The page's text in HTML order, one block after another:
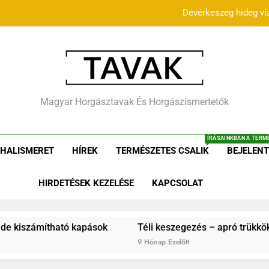
Dévérkeszeg hideg
Téli
Tavak.hu –
Magyar Horgásztavak És Horgászismertetők
HALISMERET HÍREK TERMÉSZETES CSALIK
ÍRÁSAINKBAN A
HIRDETÉSEK KEZELÉSE KAPCSOLAT
kapások Téli keszegezés – apró trükkök a fagyos
9 Hónap Ezelőtt